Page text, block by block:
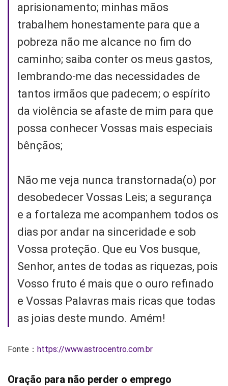
aprisionamento; minhas mãos
trabalhem honestamente para que a
pobreza não me alcance no fim do
caminho; saiba conter os meus gastos,
lembrando-me das necessidades de
tantos irmãos que padecem; o espírito
da violência se afaste de mim para que
possa conhecer Vossas mais especiais
bênçãos;
Não me veja nunca transtornada(o) por
desobedecer Vossas Leis; a segurança
e a fortaleza me acompanhem todos os
dias por andar na sinceridade e sob
Vossa proteção. Que eu Vos busque,
Senhor, antes de todas as riquezas, pois
Vosso fruto é mais que o ouro refinado
e Vossas Palavras mais ricas que todas
as joias deste mundo. Amém!
Fonte： https://www.astrocentro.com.br
Oração para não perder o emprego